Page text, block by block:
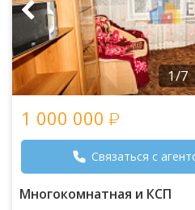
1/7
1 000 000
Связаться с
Многокомнатная и КСП